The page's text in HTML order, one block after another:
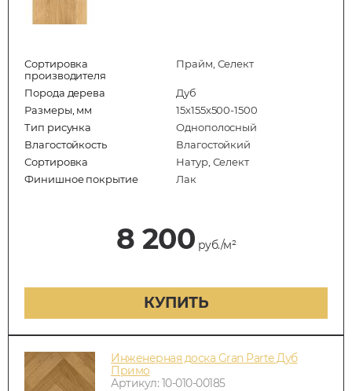
Сортировка
производителя
Прайм, Селект
Порода дерева
Дуб
Размеры, мм
15х155х500-1500
Тип рисунка
Однополосный
Влагостойкость
Влагостойкий
Сортировка
Натур, Селект
Финишное покрытие
Лак
8 200 руб./м²
КУПИТЬ
Инженерная доска Gran Parte Дуб
Примо
Артикул: 10-010-00185